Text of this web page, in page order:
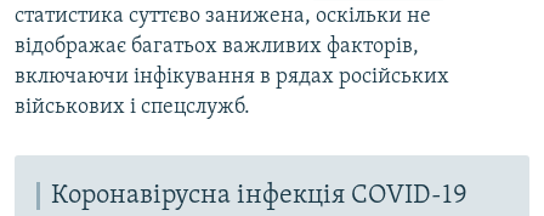
статистика суттєво занижена, оскільки не
відображає багатьох важливих факторів,
включаючи інфікування в рядах російських
військових і спецслужб.
Коронавірусна інфекція COVID-19